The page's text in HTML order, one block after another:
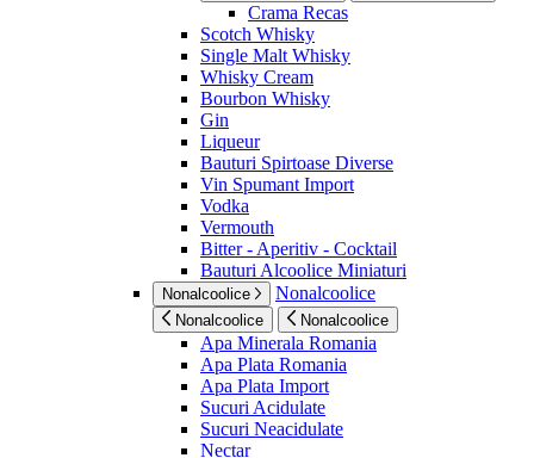
Crama Recas
Scotch Whisky
Single Malt Whisky
Whisky Cream
Bourbon Whisky
Gin
Liqueur
Bauturi Spirtoase Diverse
Vin Spumant Import
Vodka
Vermouth
Bitter - Aperitiv - Cocktail
Bauturi Alcoolice Miniaturi
Nonalcoolice Nonalcoolice
Nonalcoolice Nonalcoolice
Apa Minerala Romania
Apa Plata Romania
Apa Plata Import
Sucuri Acidulate
Sucuri Neacidulate
Nectar